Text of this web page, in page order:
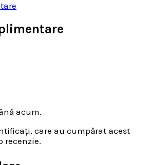
acum.
care au cumpărat acest
recenzie.